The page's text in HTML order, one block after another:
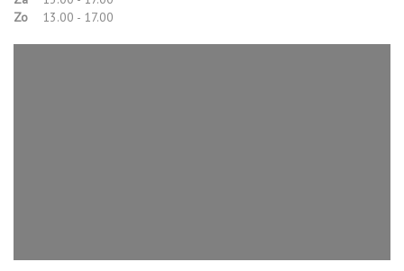
Zo
13.00 - 17.00